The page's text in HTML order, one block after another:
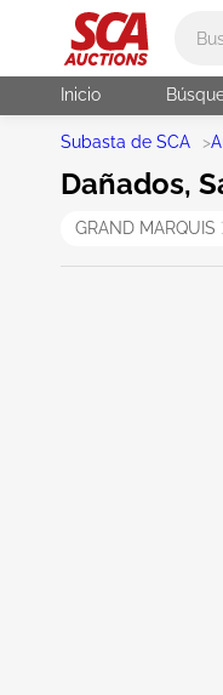
Inicio
Subasta de SCA >
Dañados,
GRAND MARQUIS